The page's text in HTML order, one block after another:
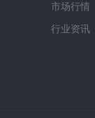
市场行情
行业资讯